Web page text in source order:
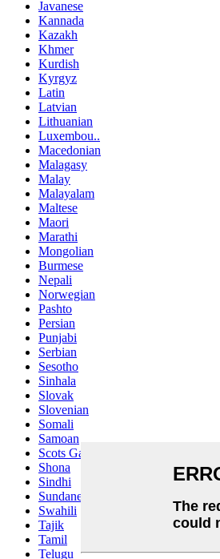
Javanese
Kannada
Kazakh
Khmer
Kurdish
Kyrgyz
Latin
Latvian
Lithuanian
Luxembou..
Macedonian
Malagasy
Malay
Malayalam
Maltese
Maori
Marathi
Mongolian
Burmese
Nepali
Norwegian
Pashto
Persian
Punjabi
Serbian
Sesotho
Sinhala
Slovak
Slovenian
Somali
Samoan
Scots Gaelic
Shona
Sindhi
Sundanese
Swahili
Tajik
Tamil
Telugu